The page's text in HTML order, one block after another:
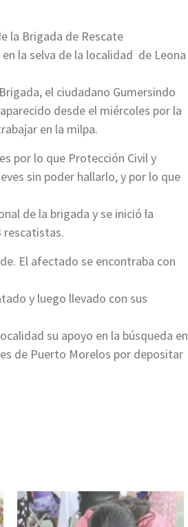
la Brigada de Rescate
la selva de la localidad de Leona
el ciudadano Gumersindo
desde el miércoles por la
en la milpa.
por lo que Protección Civil y
sin poder hallarlo, y por lo que
de la brigada y se inició la
rescatistas.
El afectado se encontraba con
y luego llevado con sus
su apoyo en la búsqueda en
de Puerto Morelos por depositar